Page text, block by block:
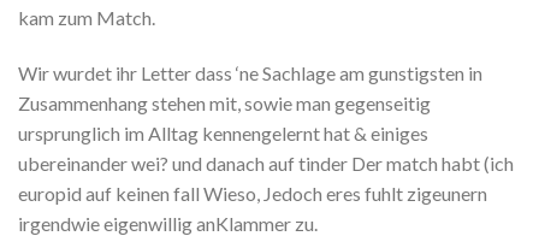
kam zum Match.
Wir wurdet ihr Letter dass ‘ne Sachlage am gunstigsten in
Zusammenhang stehen mit, sowie man gegenseitig
ursprunglich im Alltag kennengelernt hat & einiges
ubereinander wei? und danach auf tinder Der match habt (ich
europid auf keinen fall Wieso, Jedoch eres fuhlt zigeunern
irgendwie eigenwillig anKlammer zu.